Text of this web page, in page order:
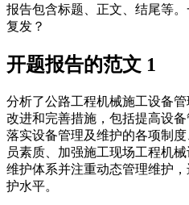
报告包含标题、正文、结尾等
复发？
开题报告的范文 1
分析了公路工程机械施工设备
改进和完善措施，包括提高设
落实设备管理及维护的各项制
员素质、加强施工现场工程机
维护体系并注重动态管理维护
护水平。